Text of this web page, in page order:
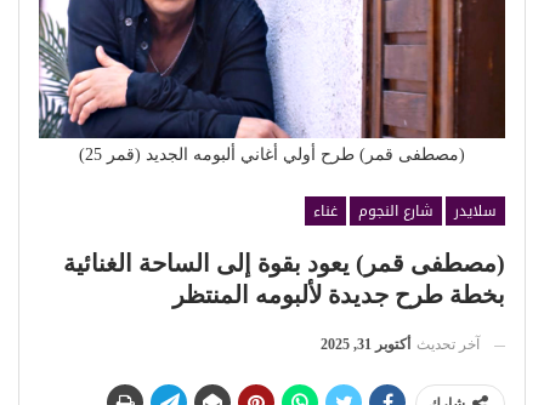
(مصطفى قمر) طرح أولي أغاني ألبومه الجديد (قمر 25)
سلايدر شارع النجوم
غناء
(مصطفى قمر) يعود بقوة إلى الساحة الغنائية
بخطة طرح جديدة لألبومه المنتظر
آخر تحديث أكتوبر 31, 2025